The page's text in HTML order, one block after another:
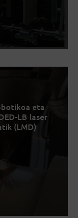
eta
LB laser
(LMD)